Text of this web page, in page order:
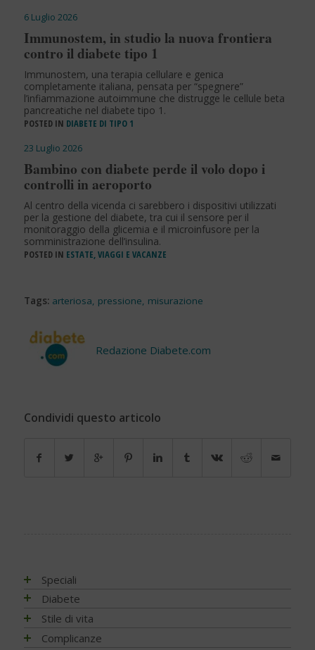
6 Luglio 2026
Immunostem, in studio la nuova frontiera
contro il diabete tipo 1
Immunostem, una terapia cellulare e genica
completamente italiana, pensata per “spegnere”
l’infiammazione autoimmune che distrugge le cellule beta
pancreatiche nel diabete tipo 1.
POSTED IN DIABETE DI TIPO 1
23 Luglio 2026
Bambino con diabete perde il volo dopo i
controlli in aeroporto
Al centro della vicenda ci sarebbero i dispositivi utilizzati
per la gestione del diabete, tra cui il sensore per il
monitoraggio della glicemia e il microinfusore per la
somministrazione dell’insulina.
POSTED IN ESTATE, VIAGGI E VACANZE
Tags: arteriosa, pressione, misurazione
Redazione Diabete.com
Condividi questo articolo
Speciali
Antiossidanti e radicali liberi
Assistenza e diabete
Associazioni di pazienti con diabete
Diabete
Impatto socio-sanitario
Mondo, Europa
Conoscere il diabete
Stile di vita
Linee guida e consigli
Complicanze